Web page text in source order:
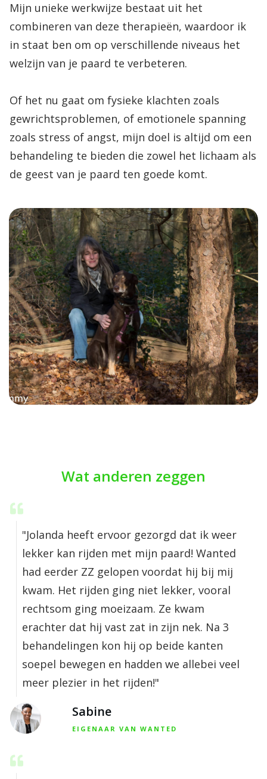
Mijn unieke werkwijze bestaat uit het
combineren van deze therapieën, waardoor ik
in staat ben om op verschillende niveaus het
welzijn van je paard te verbeteren.
Of het nu gaat om fysieke klachten zoals
gewrichtsproblemen, of emotionele spanning
zoals stress of angst, mijn doel is altijd om een
behandeling te bieden die zowel het lichaam als
de geest van je paard ten goede komt.
Wat anderen zeggen
"Jolanda heeft ervoor gezorgd dat ik weer
lekker kan rijden met mijn paard! Wanted
had eerder ZZ gelopen voordat hij bij mij
kwam. Het rijden ging niet lekker, vooral
rechtsom ging moeizaam. Ze kwam
erachter dat hij vast zat in zijn nek. Na 3
behandelingen kon hij op beide kanten
soepel bewegen en hadden we allebei veel
meer plezier in het rijden!"
Sabine
EIGENAAR VAN WANTED